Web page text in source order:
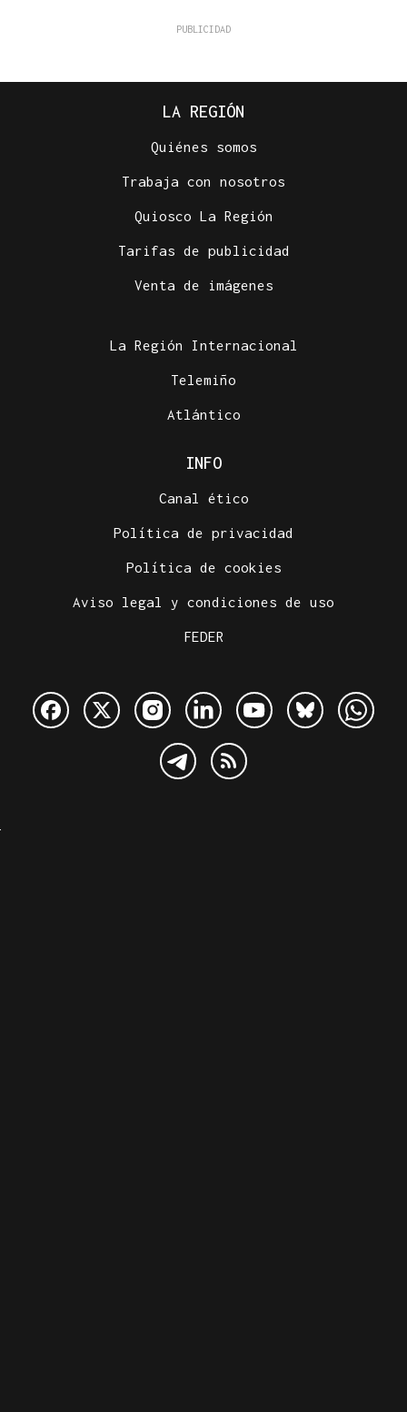
LA REGIÓN
Quiénes somos
Trabaja con nosotros
Quiosco La Región
Tarifas de publicidad
Venta de imágenes
La Región Internacional
Telemiño
Atlántico
INFO
Canal ético
Política de privacidad
Política de cookies
Aviso legal y condiciones de uso
FEDER